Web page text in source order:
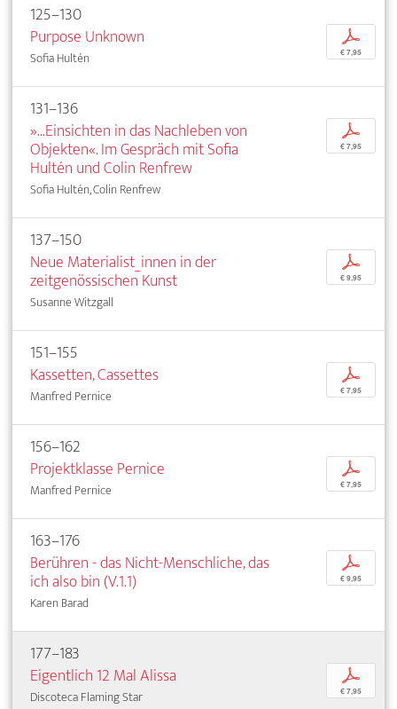
125–130
Purpose Unknown
Sofia Hultén
p
€ 7,95
131–136
»...Einsichten in das Nachleben von
Objekten«. Im Gespräch mit Sofia
Hultén und Colin Renfrew
Sofia Hultén, Colin Renfrew
p
€ 7,95
137–150
Neue Materialist_innen in der
zeitgenössischen Kunst
Susanne Witzgall
p
€ 9,95
151–155
Kassetten, Cassettes
Manfred Pernice
p
€ 7,95
156–162
Projektklasse Pernice
Manfred Pernice
p
€ 7,95
163–176
Berühren - das Nicht-Menschliche, das
ich also bin (V.1.1)
Karen Barad
p
€ 9,95
177–183
Eigentlich 12 Mal Alissa
Discoteca Flaming Star
p
€ 7,95